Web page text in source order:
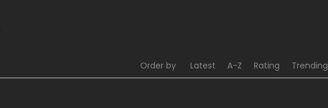
Order by Latest A-Z Rating Trending